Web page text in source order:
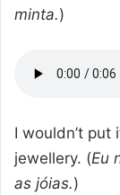
minta.)
I wouldn’t
jewellery. (Eu
as jóias.)